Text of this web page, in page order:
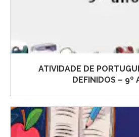
ATIVIDADE DE
DEFINIDOS – 9º